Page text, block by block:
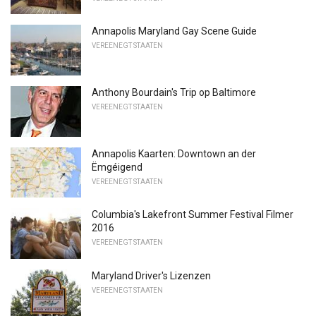
Annapolis Maryland Gay Scene Guide
VEREENEGT STAATEN
Anthony Bourdain's Trip op Baltimore
VEREENEGT STAATEN
Annapolis Kaarten: Downtown an der
Ëmgéigend
VEREENEGT STAATEN
Columbia's Lakefront Summer Festival Filmer
2016
VEREENEGT STAATEN
Maryland Driver's Lizenzen
VEREENEGT STAATEN